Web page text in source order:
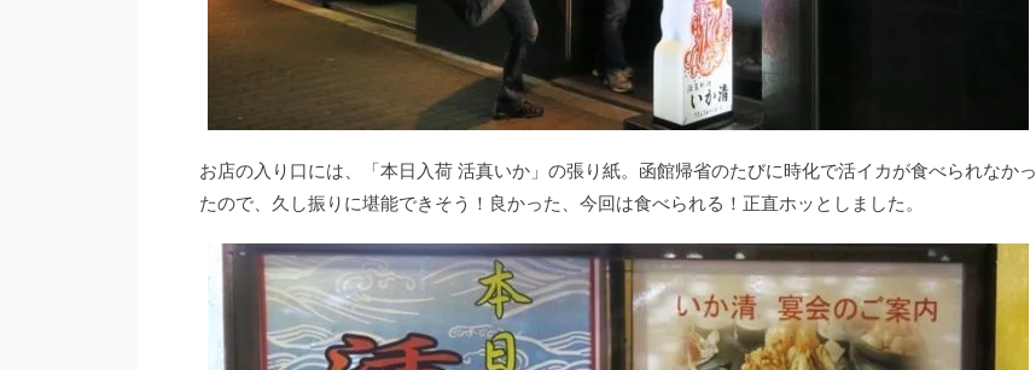
お店の入り口には、「本日入荷 活真いか」の張り紙。函館帰省のたびに時化で活イカが食べられなかっ
たので、久し振りに堪能できそう！良かった、今回は食べられる！正直ホッとしました。